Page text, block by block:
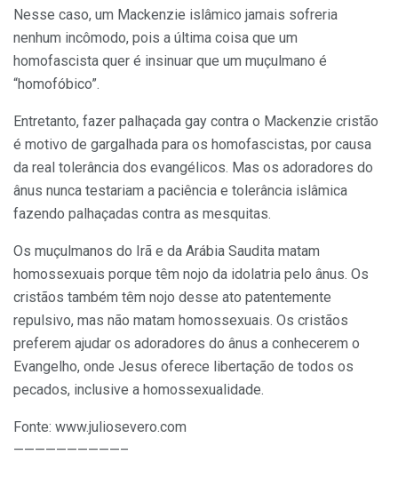
Nesse caso, um Mackenzie islâmico jamais sofreria
nenhum incômodo, pois a última coisa que um
homofascista quer é insinuar que um muçulmano é
“homofóbico”.
Entretanto, fazer palhaçada gay contra o Mackenzie cristão
é motivo de gargalhada para os homofascistas, por causa
da real tolerância dos evangélicos. Mas os adoradores do
ânus nunca testariam a paciência e tolerância islâmica
fazendo palhaçadas contra as mesquitas.
Os muçulmanos do Irã e da Arábia Saudita matam
homossexuais porque têm nojo da idolatria pelo ânus. Os
cristãos também têm nojo desse ato patentemente
repulsivo, mas não matam homossexuais. Os cristãos
preferem ajudar os adoradores do ânus a conhecerem o
Evangelho, onde Jesus oferece libertação de todos os
pecados, inclusive a homossexualidade.
Fonte: www.juliosevero.com
——————————–